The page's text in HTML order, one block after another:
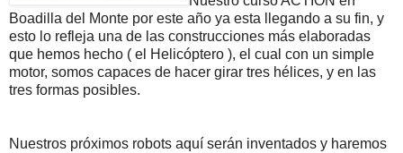
Boadilla del Monte por este año ya esta llegando a su fin, y
esto lo refleja una de las construcciones más elaboradas
que hemos hecho ( el Helicóptero ), el cual con un simple
motor, somos capaces de hacer girar tres hélices, y en las
tres formas posibles.
Nuestros próximos robots aquí serán inventados y haremos